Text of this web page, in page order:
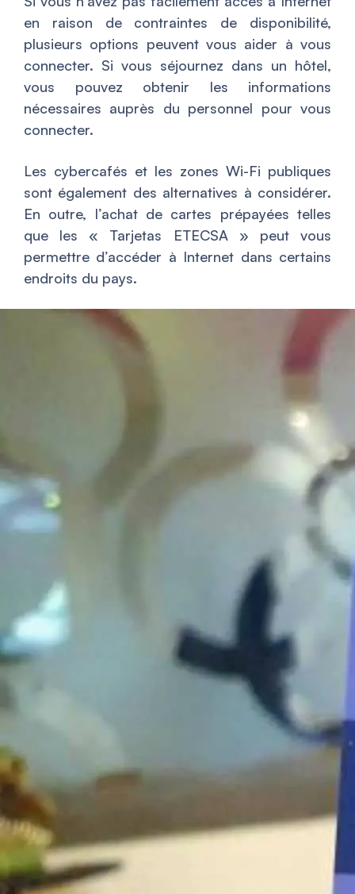
en raison de contraintes de disponibilité,
plusieurs options peuvent vous aider à vous
connecter. Si vous séjournez dans un hôtel,
vous pouvez obtenir les informations
nécessaires auprès du personnel pour vous
connecter.
Les cybercafés et les zones Wi-Fi publiques
sont également des alternatives à considérer.
En outre, l’achat de cartes prépayées telles
que les « Tarjetas ETECSA » peut vous
permettre d’accéder à Internet dans certains
endroits du pays.